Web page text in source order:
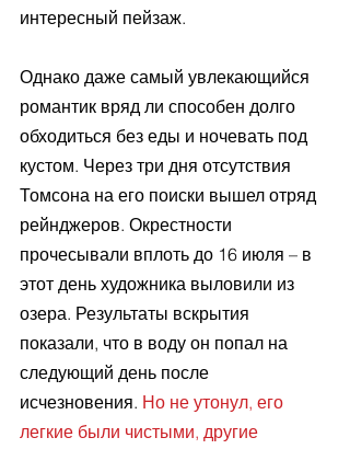
интересный пейзаж.
Однако даже самый увлекающийся
романтик вряд ли способен долго
обходиться без еды и ночевать под
кустом. Через три дня отсутствия
Томсона на его поиски вышел отряд
рейнджеров. Окрестности
прочесывали вплоть до 16 июля – в
этот день художника выловили из
озера. Результаты вскрытия
показали, что в воду он попал на
следующий день после
исчезновения. Но не утонул, его
легкие были чистыми, другие